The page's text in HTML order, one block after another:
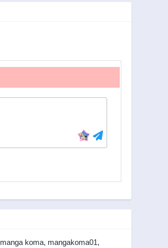
manga koma, mangakoma01,